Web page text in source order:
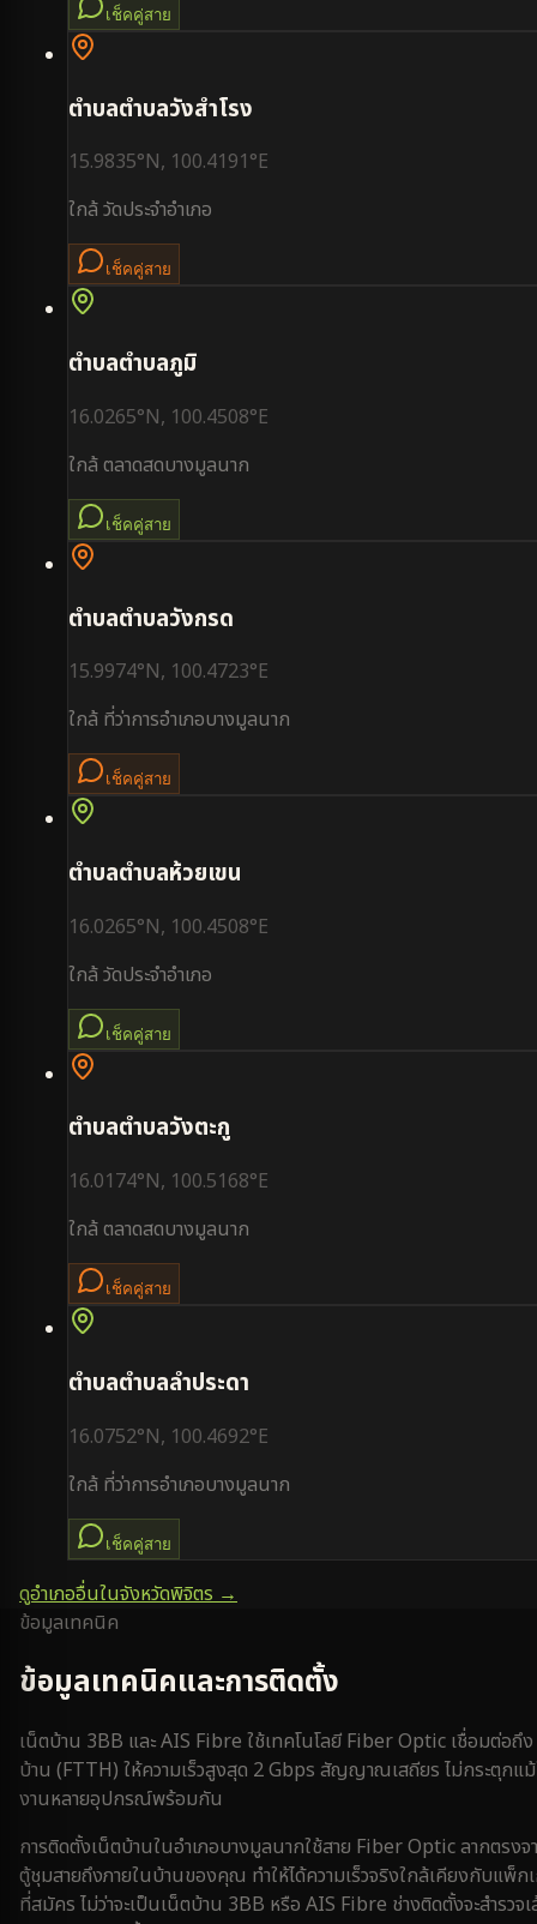
เช็คคู่สาย
ตำบลตำบลวังสำโรง
15.9835°N, 100.4191°E
ใกล้วัดประจำอำเภอ
เช็คคู่สาย
ตำบลตำบลภูมิ
16.0265°N, 100.4508°E
ใกล้ตลาดสดบางมูลนาก
เช็คคู่สาย
ตำบลตำบลวังกรด
15.9974°N, 100.4723°E
ใกล้ ที่ว่าการอำเภอบางมูลนาก
เช็คคู่สาย
ตำบลตำบลห้วยเขน
16.0265°N, 100.4508°E
ใกล้วัดประจำอำเภอ
เช็คคู่สาย
ตำบลตำบลวังตะกู
16.0174°N, 100.5168°E
ใกล้ตลาดสดบางมูลนาก
เช็คคู่สาย
ตำบลตำบลลำประดา
16.0752°N, 100.4692°E
ใกล้ ที่ว่าการอำเภอบางมูลนาก
เช็คคู่สาย
ดูอำเภออื่นในจังหวัดพิจิตร →
ข้อมูลเทคนิค
ข้อมูลเทคนิคและการติดตั้ง
เน็ตบ้าน 3BB และ AIS Fibre ใช้เทคโนโลยี Fiber Optic เชื่อมต่อถึง
บ้าน (FTTH) ให้ความเร็วสูงสุด 2 Gbps สัญญาณเสถียร ไม่กระตุกแ
งานหลายอุปกรณ์พร้อมกัน
การติดตั้งเน็ตบ้านในอำเภอบางมูลนากใช้สาย Fiber Optic ลากตรงจ
ตู้ชุมสายถึงภายในบ้านของคุณ ทำให้ได้ความเร็วจริงใกล้เคียงกับแพ็ก
ที่สมัคร ไม่ว่าจะเป็นเน็ตบ้าน 3BB หรือ AIS Fibre ช่างติดตั้งจะสำรวจ